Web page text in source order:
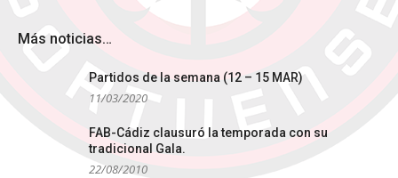
en
página
de
pueden
elegir
en
la
página
de
Más noticias…
Partidos de la semana (12 – 15 MAR)
11/03/2020
FAB-Cádiz clausuró la temporada con su
tradicional Gala.
22/08/2010